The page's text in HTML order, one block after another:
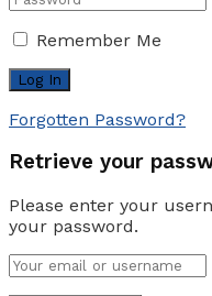
Remember Me
Forgotten Password?
Retrieve your
Please enter your
your password.